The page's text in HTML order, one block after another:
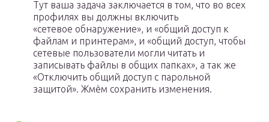
Тут ваша задача заключается в том, что во всех
профилях вы должны включить
«сетевое обнаружение», и «общий доступ к
файлам и принтерам», и «общий доступ, чтобы
сетевые пользователи могли читать и
записывать файлы в общих папках», а так же
«Отключить общий доступ с парольной
защитой». Жмём сохранить изменения.